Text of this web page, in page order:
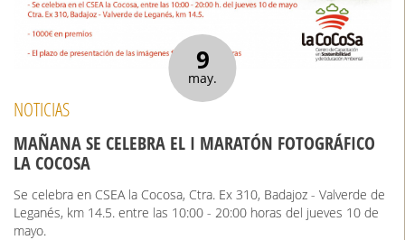
9
may.
NOTICIAS
MAÑANA SE CELEBRA EL I MARATÓN FOTOGRÁFICO
LA COCOSA
Se celebra en CSEA la Cocosa, Ctra. Ex 310, Badajoz - Valverde de
Leganés, km 14.5. entre las 10:00 - 20:00 horas del jueves 10 de
mayo.